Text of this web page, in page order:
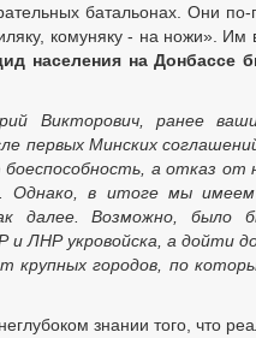
батальонах. Они
комуняку - на ножи». Им
населения на Донбассе
Викторович, ранее
первых Минских
а отказ от
Однако, в итоге мы
Возможно, было
ЛНР укровойска, а дойти
городов, по
знании того, что